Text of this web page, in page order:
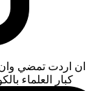
ان اردت تمضي
كبار العلماء